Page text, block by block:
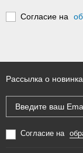
Согласие на
Рассылка о
Согласие на